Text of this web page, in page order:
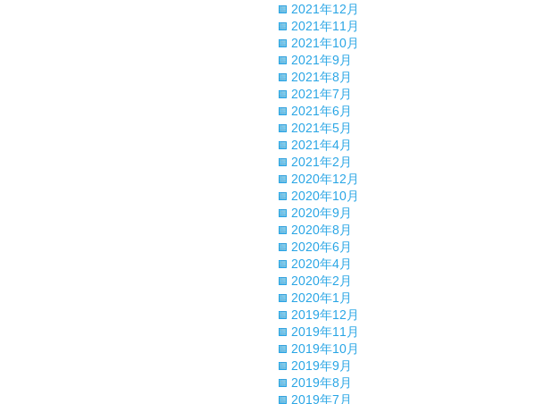
2021年12月
2021年11月
2021年10月
2021年9月
2021年8月
2021年7月
2021年6月
2021年5月
2021年4月
2021年2月
2020年12月
2020年10月
2020年9月
2020年8月
2020年6月
2020年4月
2020年2月
2020年1月
2019年12月
2019年11月
2019年10月
2019年9月
2019年8月
2019年7月